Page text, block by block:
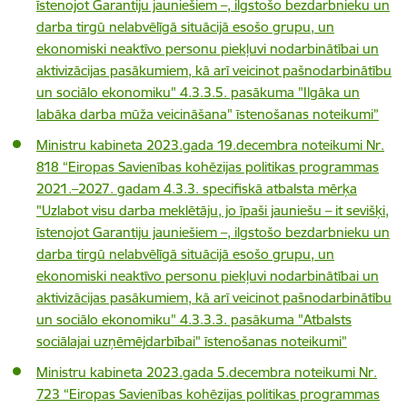
īstenojot Garantiju jauniešiem –, ilgstošo bezdarbnieku un
darba tirgū nelabvēlīgā situācijā esošo grupu, un
ekonomiski neaktīvo personu piekļuvi nodarbinātībai un
aktivizācijas pasākumiem, kā arī veicinot pašnodarbinātību
un sociālo ekonomiku" 4.3.3.5. pasākuma "Ilgāka un
labāka darba mūža veicināšana" īstenošanas noteikumi”
Ministru kabineta 2023.gada 19.decembra noteikumi Nr.
818 “Eiropas Savienības kohēzijas politikas programmas
2021.–2027. gadam 4.3.3. specifiskā atbalsta mērķa
"Uzlabot visu darba meklētāju, jo īpaši jauniešu – it sevišķi,
īstenojot Garantiju jauniešiem –, ilgstošo bezdarbnieku un
darba tirgū nelabvēlīgā situācijā esošo grupu, un
ekonomiski neaktīvo personu piekļuvi nodarbinātībai un
aktivizācijas pasākumiem, kā arī veicinot pašnodarbinātību
un sociālo ekonomiku" 4.3.3.3. pasākuma "Atbalsts
sociālajai uzņēmējdarbībai" īstenošanas noteikumi”
Ministru kabineta 2023.gada 5.decembra noteikumi Nr.
723 “Eiropas Savienības kohēzijas politikas programmas